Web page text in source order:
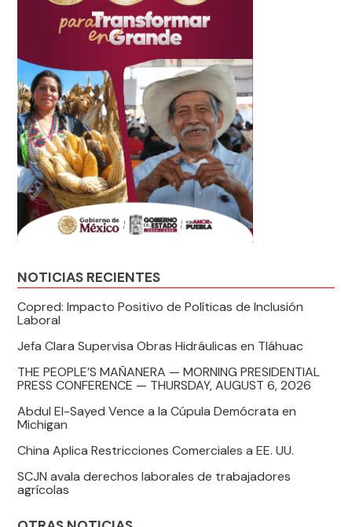
NOTICIAS RECIENTES
Copred: Impacto Positivo de Políticas de Inclusión
Laboral
Jefa Clara Supervisa Obras Hidráulicas en Tláhuac
THE PEOPLE’S MAÑANERA — MORNING PRESIDENTIAL
PRESS CONFERENCE — THURSDAY, AUGUST 6, 2026
Abdul El-Sayed Vence a la Cúpula Demócrata en
Michigan
China Aplica Restricciones Comerciales a EE. UU.
SCJN avala derechos laborales de trabajadores
agrícolas